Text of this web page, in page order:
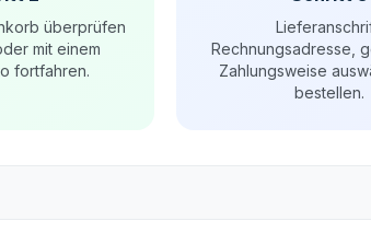
überprüfen
mit einem
fortfahren.
Rechnungsadresse,
Zahlungsweise
bestellen.